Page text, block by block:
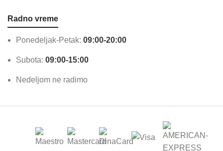
Radno vreme
Ponedeljak-Petak: 09:00-20:00
Subota: 09:00-15:00
Nedeljom ne radimo